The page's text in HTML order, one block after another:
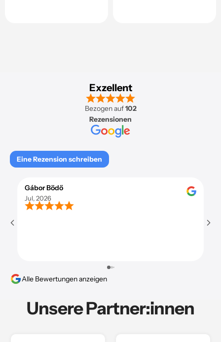
Exzellent
Bezogen auf102
Rezensionen
Eine Rezension schreiben
Gábor Bödő
Jul, 2026
Alle Bewertungen anzeigen
Unsere Partner:innen